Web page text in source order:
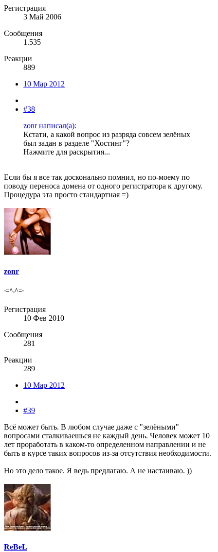
Регистрация
3 Май 2006
Сообщения
1.535
Реакции
889
10 Мар 2012
#38
zonr написал(а):
Кстати, а какой вопрос из разряда совсем зелёных
был задан в разделе "Хостинг"?
Нажмите для раскрытия...
Если бы я все так досконально помнил, но по-моему по
поводу переноса домена от одного регистратора к другому.
Процедура эта просто стандартная =)
zonr
-=^.^=-
Регистрация
10 Фев 2010
Сообщения
281
Реакции
289
10 Мар 2012
#39
Всё может быть. В любом случае даже с "зелёными"
вопросами сталкиваешься не каждый день. Человек может 10
лет проработать в каком-то определенном направлении и не
быть в курсе таких вопросов из-за отсутствия необходимости.
Но это дело такое. Я ведь предлагаю. А не настаиваю. ))
ReBeL